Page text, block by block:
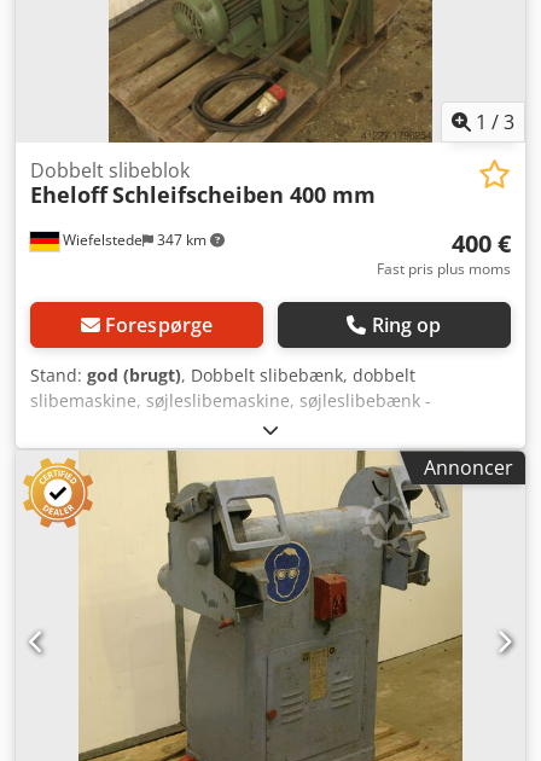
sikre regelmæssig vedligeholdelse.
1 /3
Wiefelstede 347 km
Dobbelt slibeblok
EheloffSchleifscheiben 400 mm
400 €
Fast pris plus moms
Forespørge Ring op
Stand: god (brugt), Dobbelt slibebænk, dobbelt
slibemaskine, søjleslibemaskine, søjleslibebænk -
Motoreffekt: 3 kW - Slibeskiver: Ø 400 mm Dcjdjb A If Tepfx
Algsk - Driftsspænding: 380 Volt - Vægt: 200 kg
Annoncer